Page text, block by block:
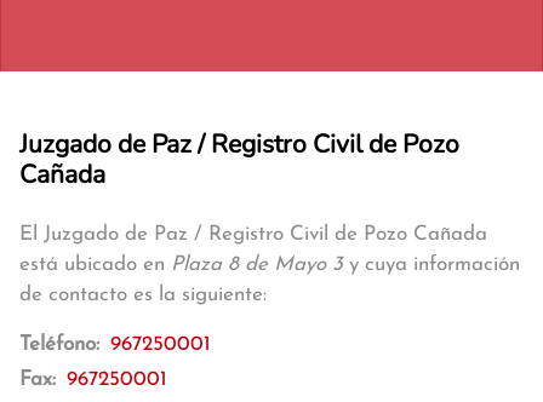
Juzgado de Paz / Registro Civil de Pozo
Cañada
El Juzgado de Paz / Registro Civil de Pozo Cañada
está ubicado en Plaza 8 de Mayo 3y cuya información
de contacto es la siguiente:
Teléfono: 967250001
Fax: 967250001